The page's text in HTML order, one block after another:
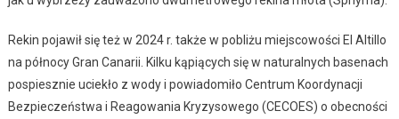
Rekin pojawił się też w 2024 r. także w pobliżu miejscowości El Altillo
na północy Gran Canarii. Kilku kąpiących się w naturalnych basenach
pospiesznie uciekło z wody i powiadomiło Centrum Koordynacji
Bezpieczeństwa i Reagowania Kryzysowego (CECOES) o obecności